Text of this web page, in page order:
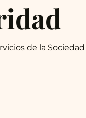
de la